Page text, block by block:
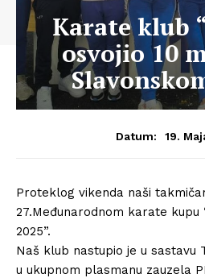
Karate klub
osvojio 10
Datum: 19.
Proteklog vikenda naši
27.Međunarodnom karate kupu
2025”.
Naš klub nastupio je u sastavu
u ukupnom plasmanu zauzela